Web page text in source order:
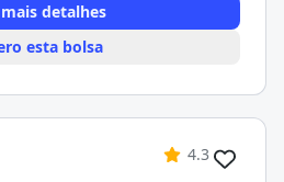
detalhes
esta bolsa
4.3